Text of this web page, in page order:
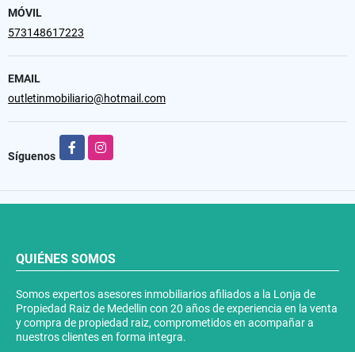
MÓVIL
573148617223
EMAIL
outletinmobiliario@hotmail.com
Síguenos
FacebookInstagram
QUIÉNES SOMOS
Somos expertos asesores inmobiliarios afiliados a la Lonja de
Propiedad Raiz de Medellin con 20 años de experiencia en la venta
y compra de propiedad raiz, comprometidos en acompañar a
nuestros clientes en forma integra.